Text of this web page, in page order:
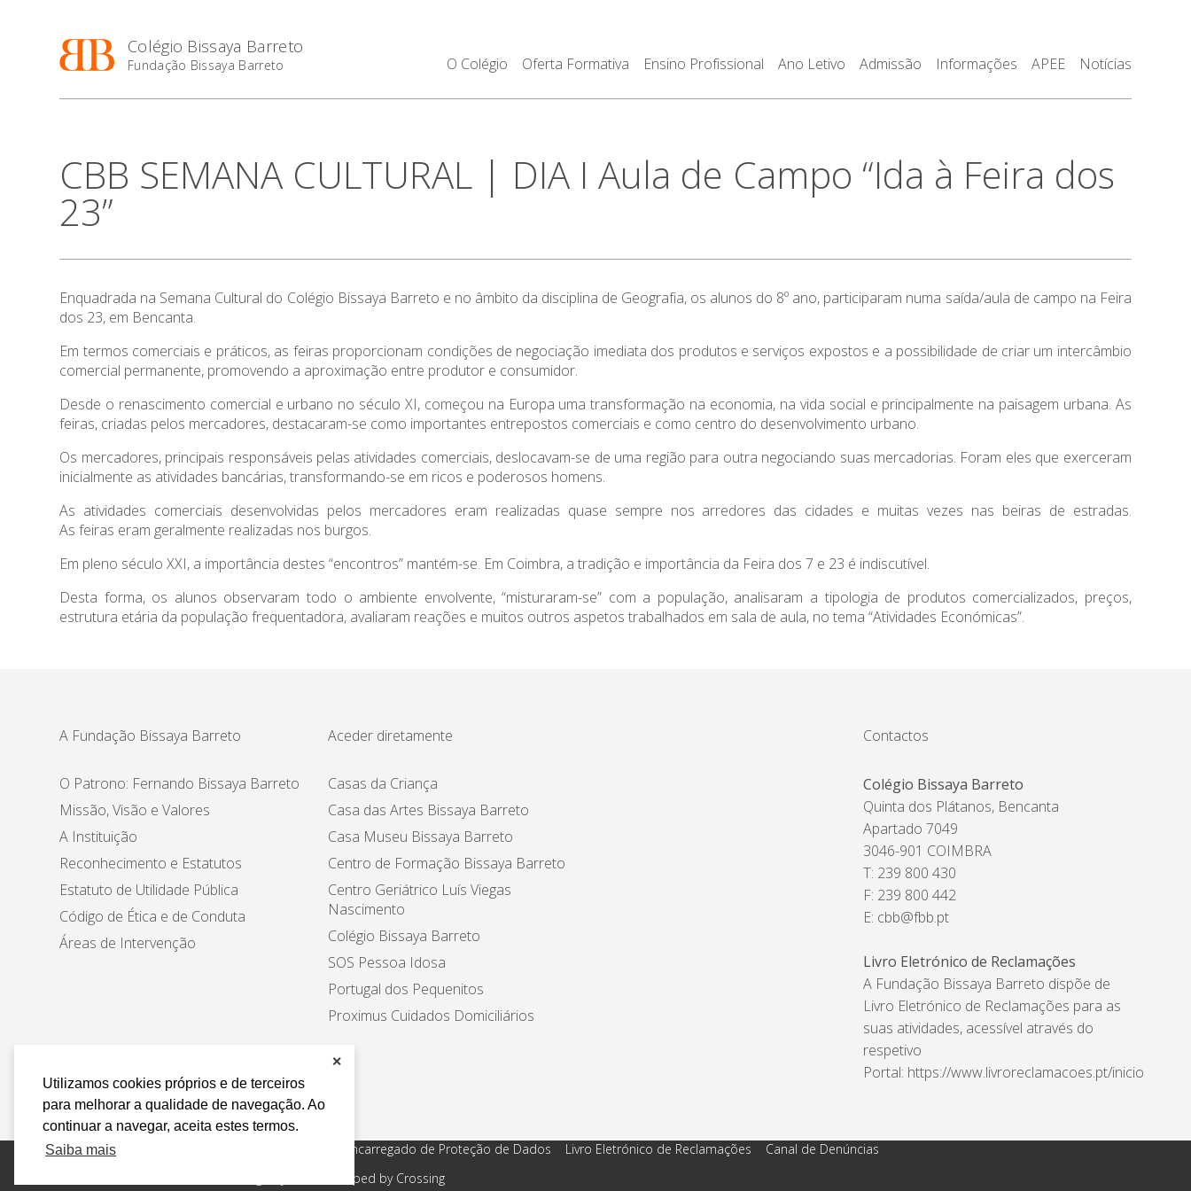
Utilizamos cookies próprios e de terceiros
para melhorar a qualidade de navegação. Ao
continuar a navegar, aceita estes termos.
Saiba mais
✕
Colégio Bissaya Barreto
Fundação Bissaya Barreto O Colégio Oferta Formativa Ensino Profissional Ano Letivo Admissão Informações APEE Notícias
CBB SEMANA CULTURAL | DIA I Aula de Campo “Ida à Feira dos
23”
Enquadrada na Semana Cultural do Colégio Bissaya Barreto e no âmbito da disciplina de Geografia, os alunos do 8º ano, participaram numa saída/aula de campo na Feira
dos 23, em Bencanta.
Em termos comerciais e práticos, as feiras proporcionam condições de negociação imediata dos produtos e serviços expostos e a possibilidade de criar um intercâmbio
comercial permanente, promovendo a aproximação entre produtor e consumidor.
Desde o renascimento comercial e urbano no século XI, começou na Europa uma transformação na economia, na vida social e principalmente na paisagem urbana. As
feiras, criadas pelos mercadores, destacaram-se como importantes entrepostos comerciais e como centro do desenvolvimento urbano.
Os mercadores, principais responsáveis pelas atividades comerciais, deslocavam-se de uma região para outra negociando suas mercadorias. Foram eles que exerceram
inicialmente as atividades bancárias, transformando-se em ricos e poderosos homens.
As atividades comerciais desenvolvidas pelos mercadores eram realizadas quase sempre nos arredores das cidades e muitas vezes nas beiras de estradas.
As feiras eram geralmente realizadas nos burgos.
Em pleno século XXI, a importância destes “encontros” mantém-se. Em Coimbra, a tradição e importância da Feira dos 7 e 23 é indiscutível.
Desta forma, os alunos observaram todo o ambiente envolvente, “misturaram-se” com a população, analisaram a tipologia de produtos comercializados, preços,
estrutura etária da população frequentadora, avaliaram reações e muitos outros aspetos trabalhados em sala de aula, no tema “Atividades Económicas”.
A Fundação Bissaya Barreto
O Patrono: Fernando Bissaya Barreto
Missão, Visão e Valores
A Instituição
Reconhecimento e Estatutos
Estatuto de Utilidade Pública
Código de Ética e de Conduta
Áreas de Intervenção
Aceder diretamente
Casas da Criança
Casa das Artes Bissaya Barreto
Casa Museu Bissaya Barreto
Centro de Formação Bissaya Barreto
Centro Geriátrico Luís Viegas
Nascimento
Colégio Bissaya Barreto
SOS Pessoa Idosa
Portugal dos Pequenitos
Proximus Cuidados Domiciliários
Contactos
Colégio Bissaya Barreto
Quinta dos Plátanos, Bencanta
Apartado 7049
3046-901 COIMBRA
T: 239 800 430
F: 239 800 442
E: cbb@fbb.pt
Livro Eletrónico de Reclamações
A Fundação Bissaya Barreto dispõe de
Livro Eletrónico de Reclamações para as
suas atividades, acessível através do
respetivo
Portal: https://www.livroreclamacoes.pt/inicio
Política de Privacidade e Tratamento de Dados Encarregado de Proteção de Dados Livro Eletrónico de Reclamações
Canal de Denúncias
Todos os direitos reservados Design by AM. Developed by Crossing